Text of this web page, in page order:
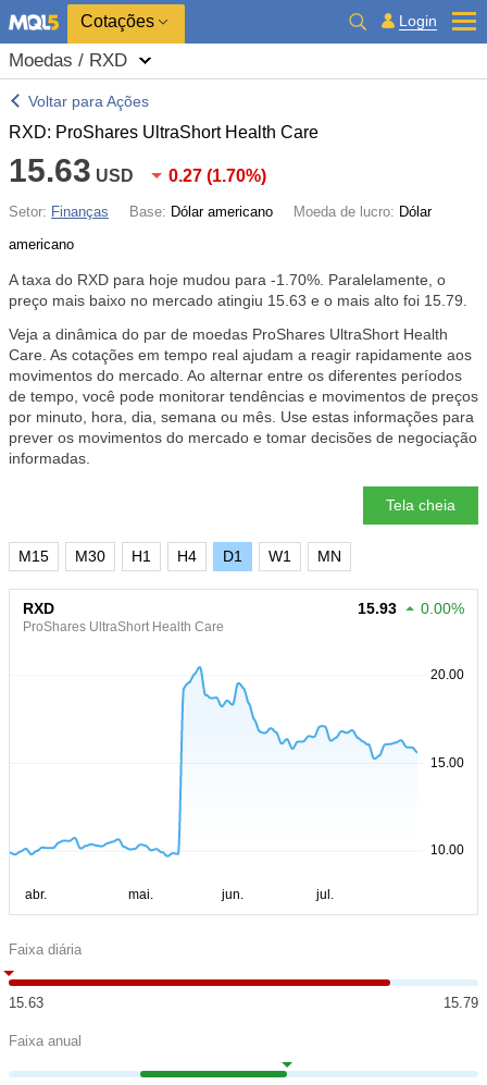
Cotações Login
Moedas / RXD
Voltar para Ações
RXD: ProShares UltraShort Health Care
15.63 USD 0.27 (1.70%)
Setor: Finanças Base: Dólar americano Moeda de lucro: Dólar
americano
A taxa do RXD para hoje mudou para -1.70% . Paralelamente, o
preço mais baixo no mercado atingiu 15.63 e o mais alto foi 15.79.
Veja a dinâmica do par de moedas ProShares UltraShort Health
Care. As cotações em tempo real ajudam a reagir rapidamente aos
movimentos do mercado. Ao alternar entre os diferentes períodos
de tempo, você pode monitorar tendências e movimentos de preços
por minuto, hora, dia, semana ou mês. Use estas informações para
prever os movimentos do mercado e tomar decisões de negociação
informadas.
Tela cheia
M15 M30 H1 H4 D1 W1 MN
RXD
ProShares UltraShort Health Care
15.93 0.00%
Faixa diária
15.63 15.79
Faixa anual